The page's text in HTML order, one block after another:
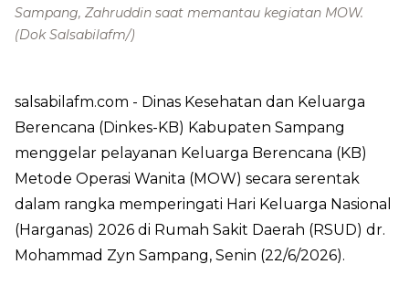
Sampang, Zahruddin saat memantau kegiatan MOW.
(Dok Salsabilafm/)
salsabilafm.com - Dinas Kesehatan dan Keluarga
Berencana (Dinkes-KB) Kabupaten Sampang
menggelar pelayanan Keluarga Berencana (KB)
Metode Operasi Wanita (MOW) secara serentak
dalam rangka memperingati Hari Keluarga Nasional
(Harganas) 2026 di Rumah Sakit Daerah (RSUD) dr.
Mohammad Zyn Sampang, Senin (22/6/2026).